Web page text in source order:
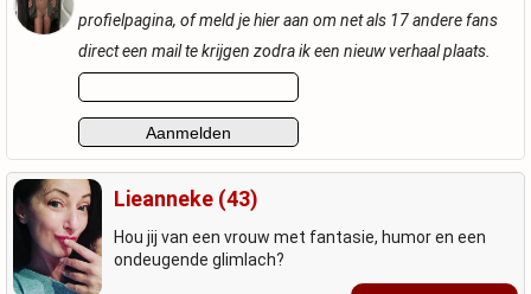
profielpagina, of meld je hier aan om net als 17 andere fans
direct een mail te krijgen zodra ik een nieuw verhaal plaats.
Lieanneke (43)
Hou jij van een vrouw met fantasie, humor en een
ondeugende glimlach?